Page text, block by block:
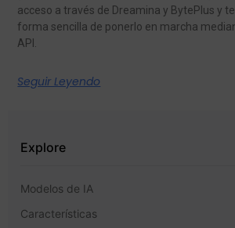
acceso a través de Dreamina y BytePlus y
forma sencilla de ponerlo en marcha
API.
Seguir Leyendo
Explore
Modelos de IA
Características